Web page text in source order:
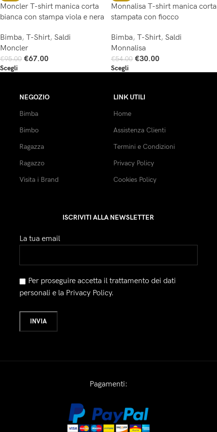
Moncler T-shirt manica corta
bianca con stampa viola e nera
Bimba, T-Shirt, Saldi
Moncler
€95.00 €67.00
Scegli
Monnalisa T-shirt manica corta
stampata con fiocco
Bimba, T-Shirt, Saldi
Monnalisa
€54.00 €30.00
Scegli
NEGOZIO
Bimba
Bimbo
Ragazza
Ragazzo
Visita i Brand
LINK UTILI
Home
Assistenza Clienti
Termini e Condizioni
Privacy Policy
Cookies Policy
ISCRIVITI ALLA NEWSLETTER
La tua email
Per proseguire accetta il trattamento dei dati
personali e la Privacy Policy.
Pagamenti: